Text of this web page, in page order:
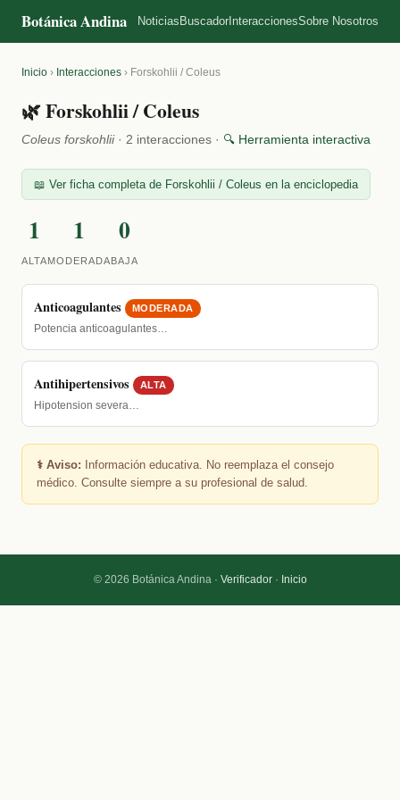
Botánica Andina Noticias Buscador InteraccionesSobre Nosotros
Inicio › Interacciones › Forskohlii / Coleus
🌿 Forskohlii / Coleus
Coleus forskohlii· 2 interacciones · 🔍 Herramienta interactiva
📖 Ver ficha completa de Forskohlii / Coleus en la enciclopedia
1
ALTA
1
MODERADA
0
BAJA
Anticoagulantes MODERADA
Potencia anticoagulantes…
Antihipertensivos ALTA
Hipotension severa…
⚕️ Aviso: Información educativa. No reemplaza el consejo
médico. Consulte siempre a su profesional de salud.
© 2026 Botánica Andina · Verificador· Inicio